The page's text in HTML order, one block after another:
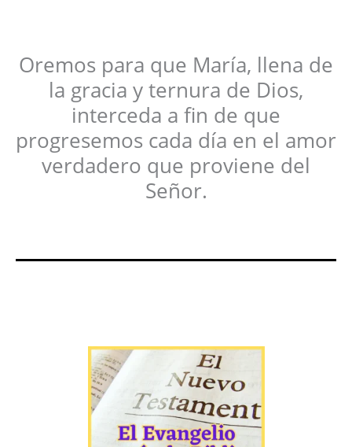
Oremos para que María, llena de
la gracia y ternura de Dios,
interceda a fin de que
progresemos cada día en el amor
verdadero que proviene del
Señor.